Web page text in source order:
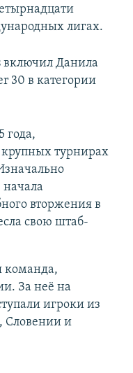
лигах.
включил Данила
30 в категории
года,
турнирах
начала
вторжения в
свою штаб-
команда,
За неё на
игроки из
Словении и